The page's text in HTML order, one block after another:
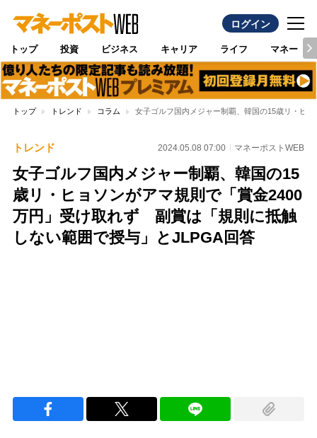
ログイン
トップ 投資 ビジネス キャリア ライフ マネー
トップ トレンド コラム 女子ゴルフ国内メジャー制覇、韓国の15歳リ・ヒ
トレンド 2024.05.08 07:00 マネーポストWEB
女子ゴルフ国内メジャー制覇、韓国の15
歳リ・ヒョソンがアマ規則で「賞金2400
万円」受け取れず 副賞は「規則に抵触
しない範囲で授与」とJLPGA回答